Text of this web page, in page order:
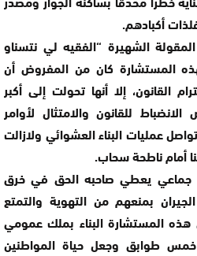
أكبادهم.
الشهيرة “الفقيه لي نتسناو
المستشارة كان من المفروض أن
القانون، إلا أنها تحولت إلى أكبر
للقانون والامتثال لأوامر
عمليات البناء العشوائي ولازالت
أمام ناطحة سحاب.
يعطي صاحبه الحق في خرق
بمنعهم من التهوية والتمتع
المستشارة البناء بملك عمومي
طوابق وجعل حياة المواطنين